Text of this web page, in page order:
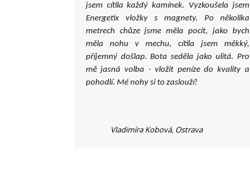
jsem cítila každý kamínek. Vyzkoušela jsem
Energetix vložky s magnety. Po několika
metrech chůze jsme měla pocit, jako bych
měla nohu v mechu, cítila jsem měkký,
příjemný došlap. Bota seděla jako ulitá. Pro
mě jasná volba - vložit peníze do kvality a
pohodlí. Mé nohy si to zaslouží!
Vladimíra Kobová, Ostrava